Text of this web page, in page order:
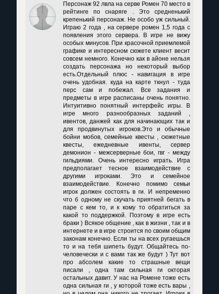
Персонаж 92 лвла на серве Ромен 70 место в
рейтинге по снаряге . Это средненький
крепенький персонаж. Не особо уж сильный.
Играю 2 года , на сервере ромен 1,5 года с
появления этого сервера. В игре не вижу
особых минусов. При красочной приемлемой
графике и интересном сюжете клиент весит
совсем немного. Конечно как в айоне нельзя
создать персонажа но некоторый выбор
есть.Отдельный плюс - навигация в игре
очень удобная. куда на карте ткнул - туда
перс сам и побежал. Все задания и
предметы в игре расписаны очень понятно.
Интуитивно понятный интерфейс игры. В
игре много разнообразных заданий ,
ивентов, данжей как для начинающих так и
для продвинутых игроков.Это и обычные
бойни мобов, семейные квесты , сюжетные
квесты, ежедневные ивенты, сервер
демонион - межсерверные бои, гвг - между
гильдиями. Очень интересно играть. Игра
предполагает тесное взаимодействие с
другими игроками. Это и семейное
взаимодействие. Конечно помимо семьи
игрок должен состоять в ги. И непременно
что б одному не скучать приятней бегать в
паре с кем то, и к кому то обратиться за
какой то поддержкой. Поэтому в игре есть
браки ) Всякое общение , как в жизни , так и в
интернете и в игре строится по своим общим
законам конечно. Если ты на всех ругаешься
то и на тебя шипеть будут. Общайтесь по-
человечески и с вами так же будут ) Тут вот
про абсолем какие то страшные вещи
писали , одна там сильная ги окторая
остальных давит. У нас на Ромене тоже есть
одна сильная ги , у которой тоже есть вары ,